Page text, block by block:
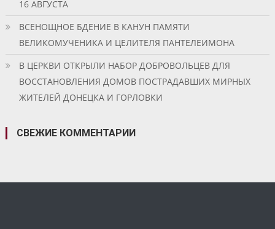
16 АВГУСТА
ВСЕНОЩНОЕ БДЕНИЕ В КАНУН ПАМЯТИ
ВЕЛИКОМУЧЕНИКА И ЦЕЛИТЕЛЯ ПАНТЕЛЕИМОНА
В ЦЕРКВИ ОТКРЫЛИ НАБОР ДОБРОВОЛЬЦЕВ ДЛЯ
ВОССТАНОВЛЕНИЯ ДОМОВ ПОСТРАДАВШИХ МИРНЫХ
ЖИТЕЛЕЙ ДОНЕЦКА И ГОРЛОВКИ
СВЕЖИЕ КОММЕНТАРИИ